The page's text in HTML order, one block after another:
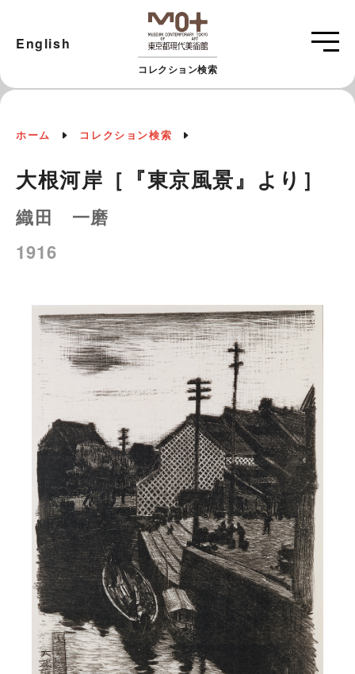
コレクション検索
English
ホーム コレクション検索
大根河岸［『東京風景』より］
織田 一磨
1916